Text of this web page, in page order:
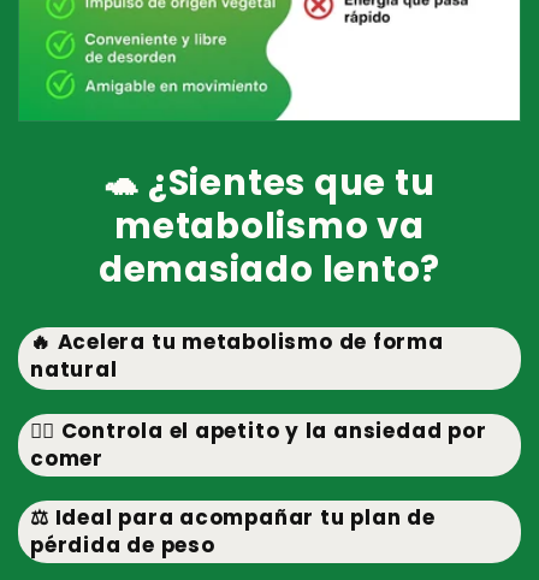
🐢 ¿Sientes que tu
metabolismo va
demasiado lento?
🔥 Acelera tu metabolismo de forma
natural
🧘‍♀️ Controla el apetito y la ansiedad por
comer
⚖️ Ideal para acompañar tu plan de
pérdida de peso